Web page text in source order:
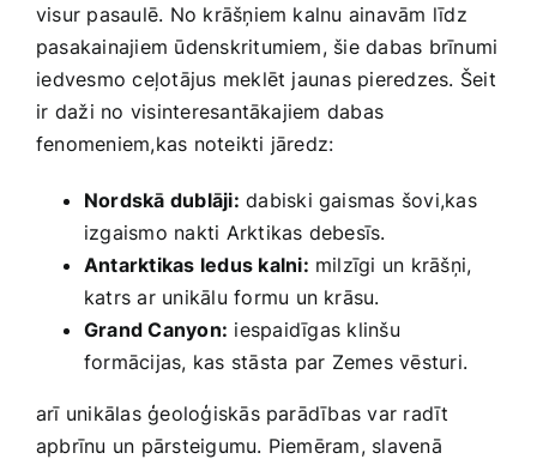
visur pasaulē. No krāšņiem kalnu ainavām līdz‌
pasakainajiem ūdenskritumiem, šie dabas brīnumi
⁣iedvesmo ceļotājus meklēt jaunas pieredzes. Šeit
⁣ir daži no‌ visinteresantākajiem dabas‍
fenomeniem,kas noteikti jāredz:
Nordskā ‌dublāji: dabiski gaismas‍ šovi,kas
‌izgaismo nakti Arktikas debesīs.
Antarktikas ledus kalni: milzīgi un krāšņi,
katrs ar unikālu​ formu un krāsu.
Grand Canyon: iespaidīgas ⁣klinšu
formācijas, kas stāsta par ⁣Zemes vēsturi.
arī unikālas ģeoloģiskās parādības var radīt
apbrīnu un pārsteigumu. Piemēram, slavenā